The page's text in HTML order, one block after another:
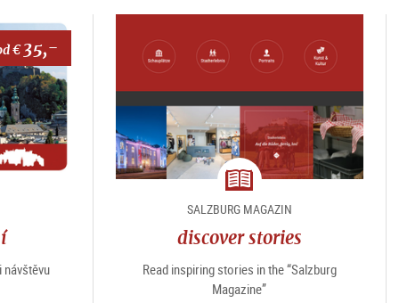
€35,-
magazine
SALZBURG MAGAZIN
discover stories
Read inspiring stories in the “Salzburg
Magazine”